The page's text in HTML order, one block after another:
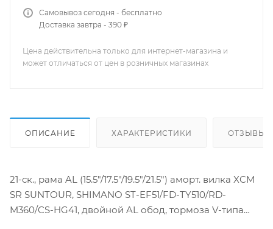
Самовывоз сегодня - бесплатно
Доставка завтра - 390 ₽
Цена действительна только для интернет-магазина и
может отличаться от цен в розничных магазинах
ОПИСАНИЕ ХАРАКТЕРИСТИКИ ОТЗЫВЫ
21-ск., рама AL (15.5"/17.5"/19.5"/21.5") аморт. вилка XCM
SR SUNTOUR, SHIMANO ST-EF51/FD-TY510/RD-
M360/CS-HG41, двойной AL обод, тормоза V-типа